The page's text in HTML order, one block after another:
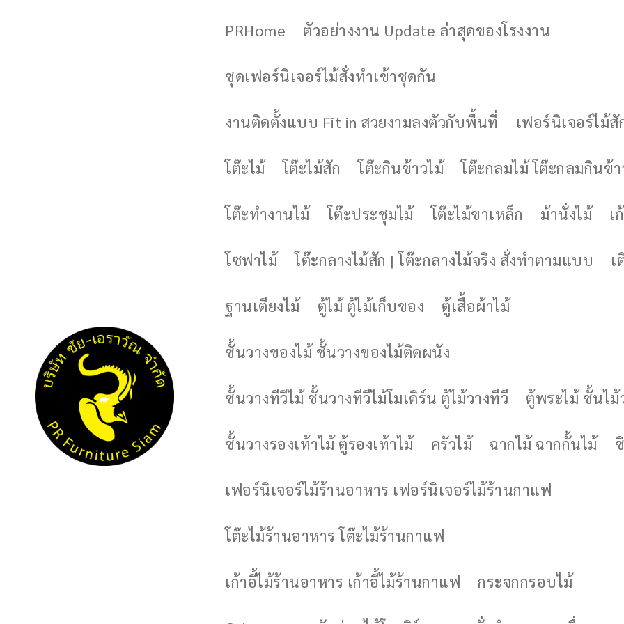
PRHome ตัวอย่างงาน Update ล่าสุดของโรงงาน
ชุดเฟอร์นิเจอร์ไม้สั่งทำเข้าชุดกัน
งานติดตั้งแบบ Fit in สวยงามลงตัวกับพื้นที่ เฟอร์นิเจอร์ไม้สั
โต๊ะไม้ โต๊ะไม้สัก โต๊ะกินข้าวไม้ โต๊ะกลมไม้ โต๊ะกลมกินข้า
โต๊ะทำงานไม้ โต๊ะประชุมไม้ โต๊ะไม้ขาเหล็ก ม้านั่งไม้ เ
โซฟาไม้ โต๊ะกลางไม้สัก | โต๊ะกลางไม้จริง สั่งทำตามแบบ เ
ฐานเตียงไม้ ตู้ไม้ ตู้ไม้เก็บของ ตู้เสื้อผ้าไม้
ชั้นวางของไม้ ชั้นวางของไม้ติดผนัง
ชั้นวางทีวีไม้ ชั้นวางทีวีไม้โมเดิร์น ตู้ไม้วางทีวี ตู้พระไม้ ชั้นไม้
ชั้นวางรองเท้าไม้ ตู้รองเท้าไม้ ครัวไม้ ฉากไม้ ฉากกั้นไม้
เฟอร์นิเจอร์ไม้ร้านอาหาร เฟอร์นิเจอร์ไม้ร้านกาแฟ
โต๊ะไม้ร้านอาหาร โต๊ะไม้ร้านกาแฟ
เก้าอี้ไม้ร้านอาหาร เก้าอี้ไม้ร้านกาแฟ กระจกกรอบไม้